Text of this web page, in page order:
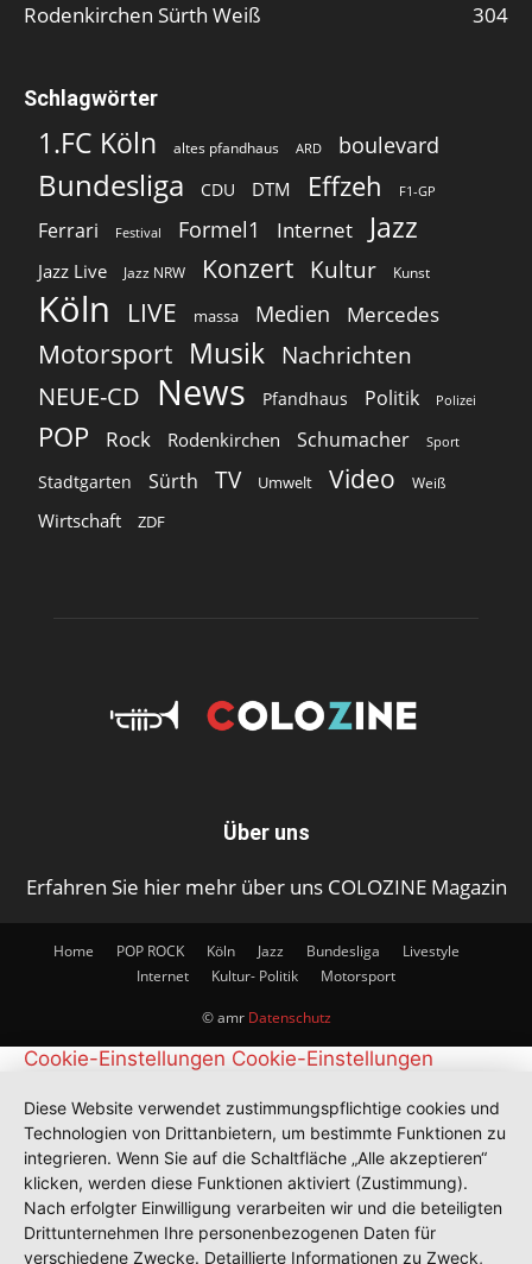
Rodenkirchen Sürth Weiß
304
Schlagwörter
1.FC Köln altes pfandhaus ARD boulevard
Bundesliga CDU DTM Effzeh F1-GP
Ferrari Festival Formel1 Internet Jazz
Jazz Live Jazz NRW Konzert Kultur Kunst
Köln LIVE massa Medien Mercedes
Motorsport Musik Nachrichten
NEUE-CD
News Pfandhaus Politik Polizei
POP Rock Rodenkirchen Schumacher Sport
Stadtgarten Sürth TV Umwelt Video Weiß
Wirtschaft ZDF
Über uns
Erfahren Sie hier mehr über uns COLOZINE Magazin
Home POP ROCK Köln Jazz Bundesliga
Livestyle
Internet
Kultur- Politik Motorsport
© amr Datenschutz
Cookie-Einstellungen Cookie-Einstellungen
Diese Website verwendet zustimmungspflichtige cookies und
Technologien von Drittanbietern, um bestimmte Funktionen zu
integrieren. Wenn Sie auf die Schaltfläche „Alle akzeptieren“
klicken, werden diese Funktionen aktiviert (Zustimmung).
Nach erfolgter Einwilligung verarbeiten wir und die beteiligten
Drittunternehmen Ihre personenbezogenen Daten für
verschiedene Zwecke. Detaillierte Informationen zu Zweck,